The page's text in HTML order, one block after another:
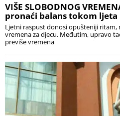
VIŠE SLOBODNOG
pronaći balans tokom ljeta
Ljetni raspust donosi opušteniji ritam,
vremena za djecu. Međutim, upravo
previše vremena